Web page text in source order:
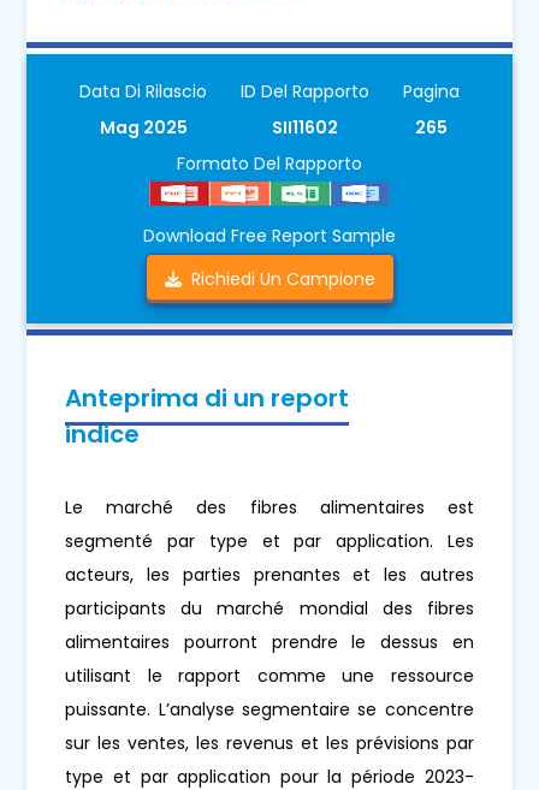
Data Di Rilascio
Mag 2025
ID Del Rapporto
SII11602
Pagina
265
Formato Del Rapporto
Download Free Report Sample
Richiedi Un Campione
Anteprima di un report
indice
Le marché des fibres alimentaires est
segmenté par type et par application. Les
acteurs, les parties prenantes et les autres
participants du marché mondial des fibres
alimentaires pourront prendre le dessus en
utilisant le rapport comme une ressource
puissante. L’analyse segmentaire se concentre
sur les ventes, les revenus et les prévisions par
type et par application pour la période 2023-